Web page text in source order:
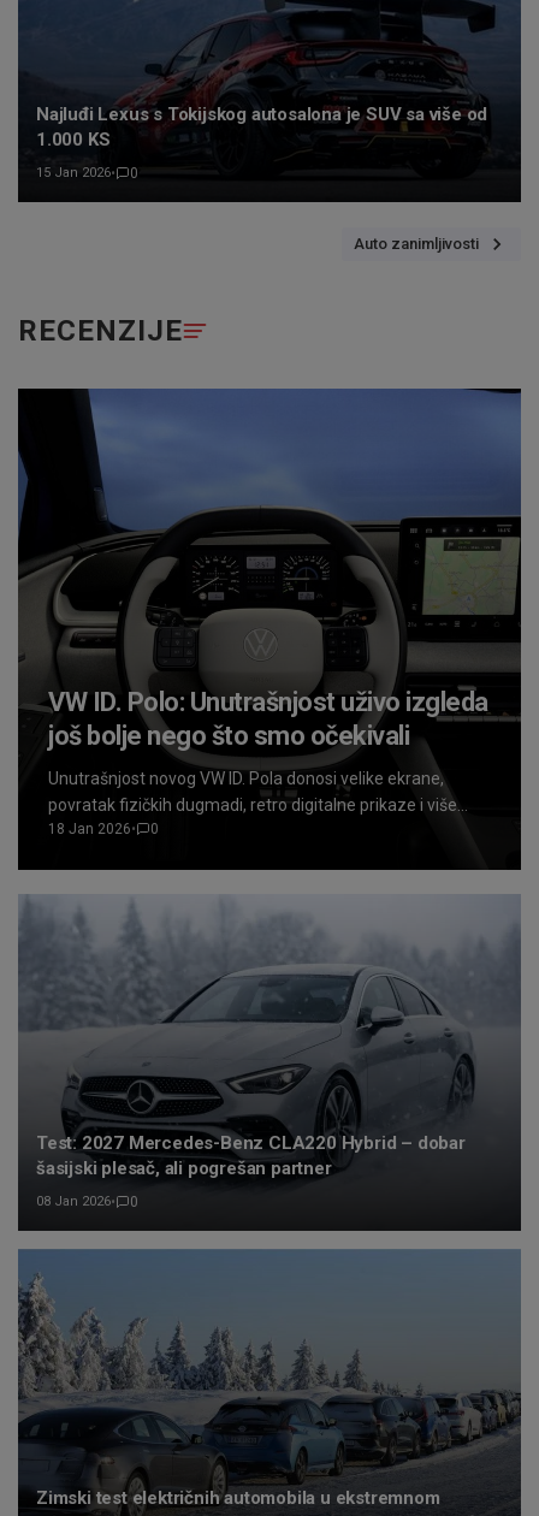
Najluđi Lexus s Tokijskog autosalona je SUV sa više od
1.000 KS
15 Jan 2026• 0
Auto zanimljivosti
RECENZIJE
VW ID. Polo: Unutrašnjost uživo izgleda
još bolje nego što smo očekivali
Unutrašnjost novog VW ID. Pola donosi velike ekrane,
povratak fizičkih dugmadi, retro digitalne prikaze i više
prostora nego ikada. Električni Polo stiže 2026. godine.
18 Jan 2026• 0
Test: 2027 Mercedes-Benz CLA220 Hybrid – dobar
šasijski plesač, ali pogrešan partner
08 Jan 2026• 0
Zimski test električnih automobila u ekstremnom